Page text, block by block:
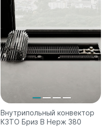
Внутрипольный конвектор
КЗТО Бриз В Нерж 380